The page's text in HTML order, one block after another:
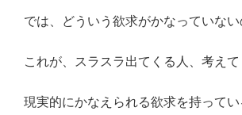
では、どういう欲求がかなっていない
これが、スラスラ出てくる人、考え
現実的にかなえられる欲求を持ってい